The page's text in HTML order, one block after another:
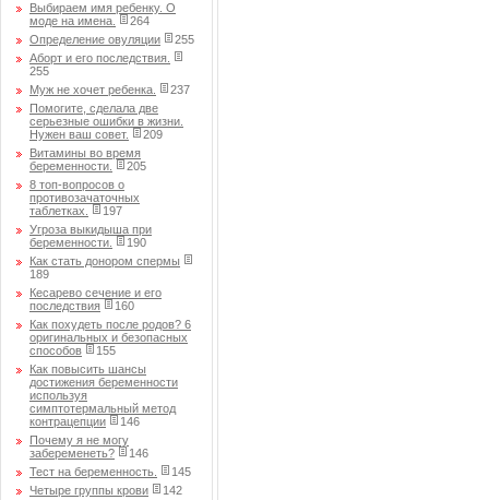
Выбираем имя ребенку. О
моде на имена.
264
Определение овуляции
255
Аборт и его последствия.
255
Муж не хочет ребенка.
237
Помогите, сделала две
серьезные ошибки в жизни.
Нужен ваш совет.
209
Витамины во время
беременности.
205
8 топ-вопросов о
противозачаточных
таблетках.
197
Угроза выкидыша при
беременности.
190
Как стать донором спермы
189
Кесарево сечение и его
последствия
160
Как похудеть после родов? 6
оригинальных и безопасных
способов
155
Как повысить шансы
достижения беременности
используя
симптотермальный метод
контрацепции
146
Почему я не могу
забеременеть?
146
Тест на беременность.
145
Четыре группы крови
142